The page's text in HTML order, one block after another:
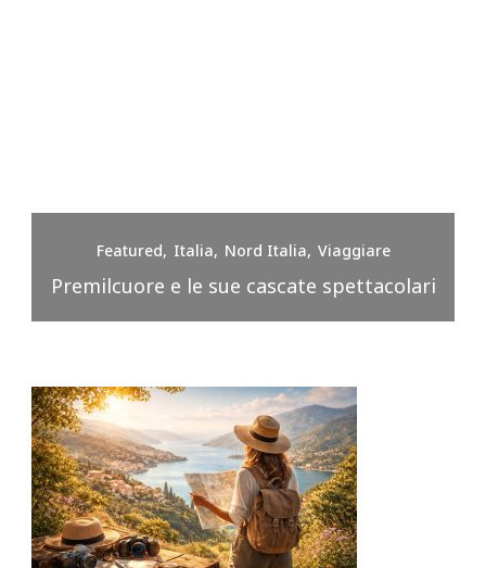
Featured Italia Nord Italia Viaggiare
Premilcuore e le sue cascate spettacolari